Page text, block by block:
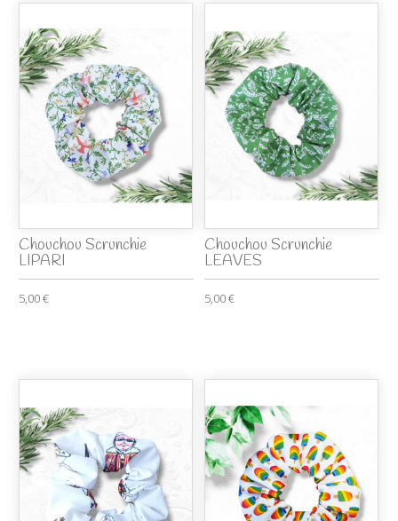
Chouchou Scrunchie
LIPARI
5,00 €
Chouchou Scrunchie
LEAVES
5,00 €